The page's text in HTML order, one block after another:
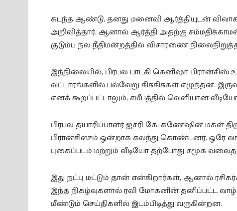
கடந்த ஆண்டு, தனது மனைவி ஆர்த்தியுடன்
அறிவித்தார். ஆனால் ஆர்த்தி அதற்கு சம்மதிக்காமல்
குடும்ப நல நீதிமன்றத்தில் விசாரணை
இந்நிலையில், பிரபல பாடகி கெனிஷா
வட்டாரங்களில் பல்வேறு கிசுகிசுகள் எழுந்தன.
எனக் கூறப்பட்டாலும், சமீபத்தில் வெளியான
பிரபல தயாரிப்பாளர் ஐசரி கே. கணேஷின் மகள்
பிரான்சிஸும் ஒன்றாக கலந்து கொண்டனர். ஒரே
புகைப்படம் மற்றும் வீடியோ தற்போது சமூக
இது நட்பு மட்டும் தான் என்கிறார்கள், ஆனால்
இந்த நிகழ்வுகளால் ரவி மோகனின் தனிப்பட்ட
மீண்டும் செய்திகளில் இடம்பிடித்து வருகின்றன.